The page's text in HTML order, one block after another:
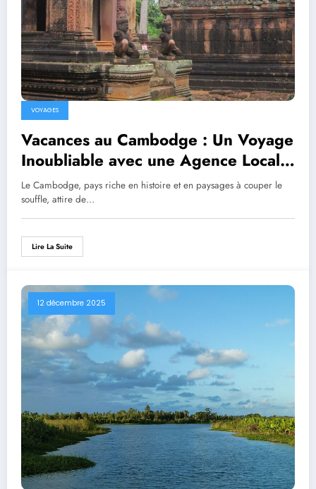
VOYAGES
Vacances au Cambodge : Un Voyage
Inoubliable avec une Agence Locale
Hors Sentiers Battus
Le Cambodge, pays riche en histoire et en paysages à couper le
souffle, attire de…
Lire La Suite
12 décembre 2025